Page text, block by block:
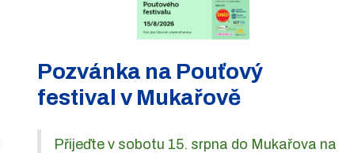
Pozvánka na Pouťový
festival v Mukařově
Přijeďte v sobotu 15. srpna do Mukařova na